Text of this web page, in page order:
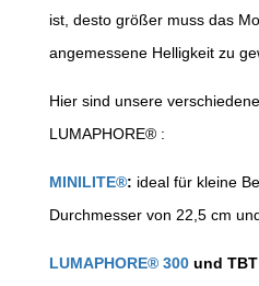
ist, desto größer muss das
angemessene Helligkeit zu
Hier sind unsere
LUMAPHORE® :
MINILITE®: ideal für kleine
Durchmesser von 22,5 cm
LUMAPHORE® 300und TBT